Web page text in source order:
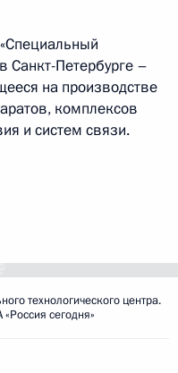
Санкт-Петербурге –
на производстве
комплексов
и систем связи.
технологического центра.
сегодня»